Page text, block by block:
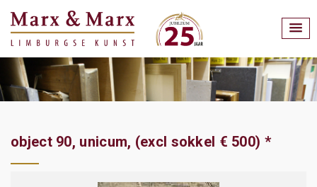
object 90, unicum, (excl sokkel € 500) *